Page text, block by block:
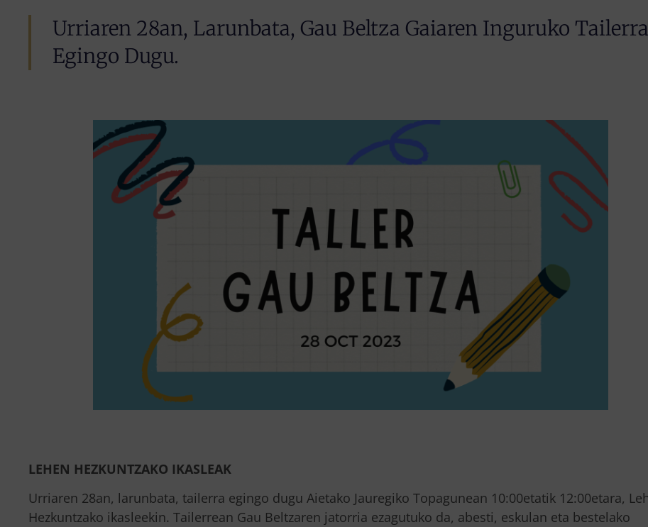
Urriaren 28an, Larunbata, Gau Beltza Gaiaren Inguruko Tailerra
Egingo Dugu.
LEHEN HEZKUNTZAKO IKASLEAK
Urriaren 28an, larunbata, tailerra egingo dugu Aietako Jauregiko Topagunean 10:00etatik 12:00etara,
Hezkuntzako ikasleekin. Tailerrean Gau Beltzaren jatorria ezagutuko da, abesti, eskulan eta bestelako